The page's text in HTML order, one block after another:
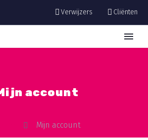
Verwijzers Cliënten
account
Mijn account